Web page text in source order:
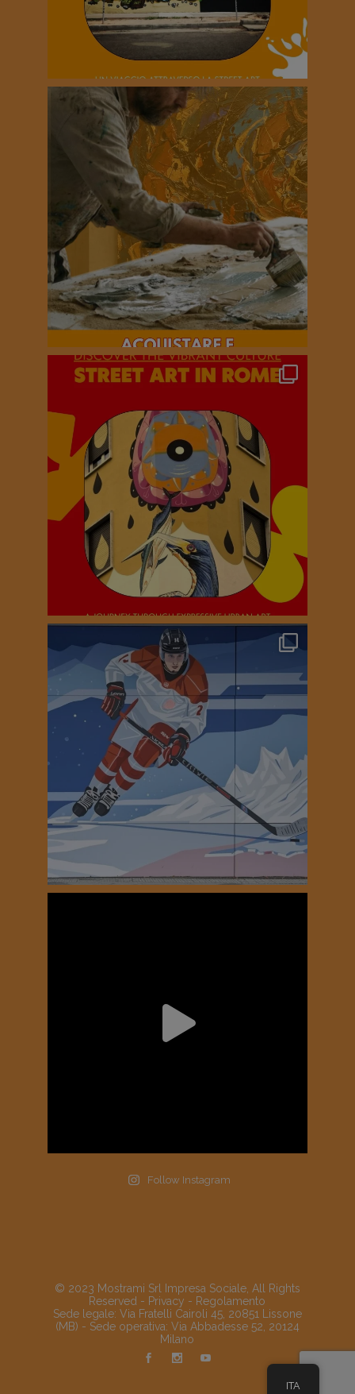
Follow Instagram
© 2023 Mostrami Srl Impresa Sociale, All Rights
Reserved - Privacy - Regolamento
Sede legale: Via Fratelli Cairoli 45, 20851 Lissone
(MB) - Sede operativa: Via Abbadesse 52, 20124
Milano
ITA